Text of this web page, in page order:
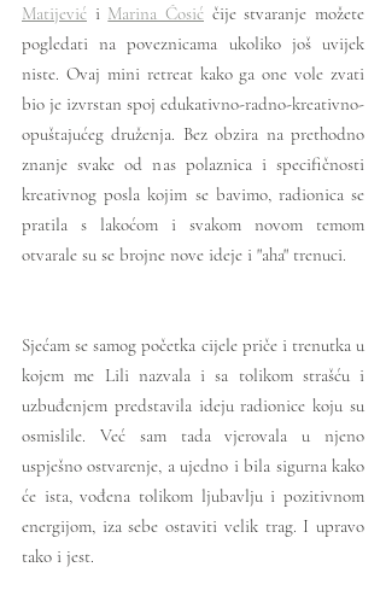
Matijević i Marina Ćosić čije stvaranje možete
pogledati na poveznicama ukoliko još uvijek
niste. Ovaj mini retreat kako ga one vole zvati
bio je izvrstan spoj edukativno-radno-kreativno-
opuštajućeg druženja. Bez obzira na prethodno
znanje svake od nas polaznica i specifičnosti
kreativnog posla kojim se bavimo, radionica se
pratila s lakoćom i svakom novom temom
otvarale su se brojne nove ideje i "aha" trenuci.
Sjećam se samog početka cijele priče i trenutka u
kojem me Lili nazvala i sa tolikom strašću i
uzbuđenjem predstavila ideju radionice koju su
osmislile. Već sam tada vjerovala u njeno
uspješno ostvarenje, a ujedno i bila sigurna kako
će ista, vođena tolikom ljubavlju i pozitivnom
energijom, iza sebe ostaviti velik trag. I upravo
tako i jest.